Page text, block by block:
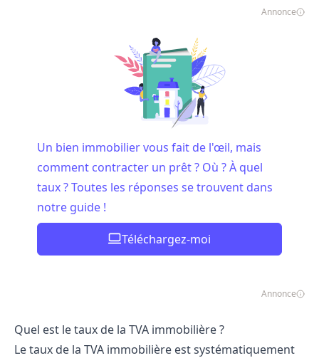
Annonce
Un bien immobilier vous fait de l'œil, mais
comment contracter un prêt ? Où ? À quel
taux ? Toutes les réponses se trouvent dans
notre guide !
Téléchargez-moi
Annonce
Quel est le taux de la TVA immobilière ?
Le taux de la TVA immobilière est systématiquement